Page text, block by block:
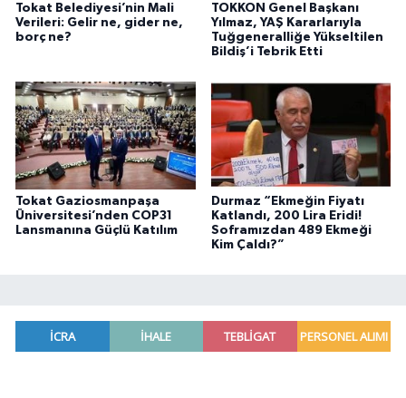
Tokat Belediyesi’nin Mali
Verileri: Gelir ne, gider ne,
borç ne?
TOKKON Genel Başkanı
Yılmaz, YAŞ Kararlarıyla
Tuğgeneralliğe Yükseltilen
Bildiş’i Tebrik Etti
Tokat Gaziosmanpaşa
Üniversitesi’nden COP31
Lansmanına Güçlü Katılım
Durmaz “Ekmeğin Fiyatı
Katlandı, 200 Lira Eridi!
Soframızdan 489 Ekmeği
Kim Çaldı?”